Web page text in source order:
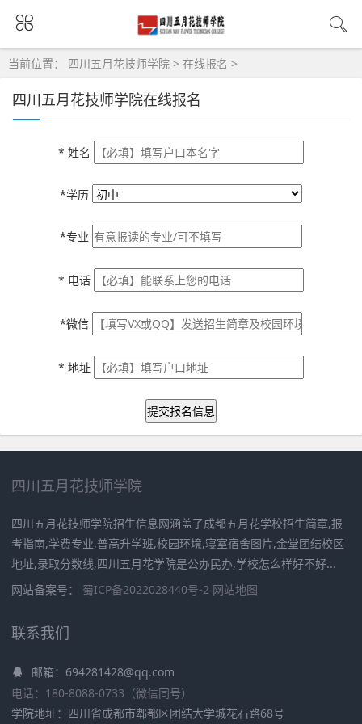
当前位置： 四川五月花技师学院 > 在线报名 >
四川五月花技师学院在线报名
* 姓名
*学历
*专业
* 电话
*微信
* 地址
提交报名信息
四川五月花技师学院
四川五月花技师学院招生信息网涵盖了成都五月花学校招生简章,报
考指南,学费专业,普高升学班,校园环境,寝室宿舍图片,金堂团结校区
地址,录取分数线,四川五月花学院是公办民办,学校怎么样好不好...
网站备案号： 蜀ICP备2022028440号-2 网站地图
联系我们
邮箱：694281428@qq.com
电话：180-8088-0733（微信同号）
学院地址：四川省成都市郫都区团结大学城花石路68号